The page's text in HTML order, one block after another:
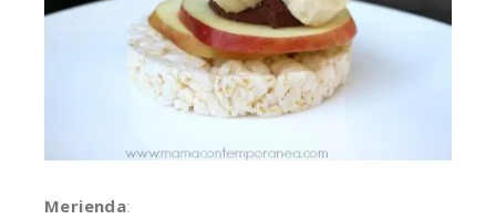
Merienda: